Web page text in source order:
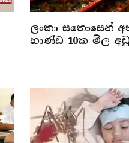
ලංකා සතොසෙන්
භාණ්ඩ 10ක මිල